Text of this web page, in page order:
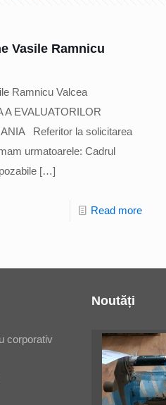
Vasile Ramnicu
Ramnicu Valcea
A EVALUATORILOR
Referitor la solicitarea
urmatoarele: Cadrul
[…]
Read more
corporativ
Noutăți